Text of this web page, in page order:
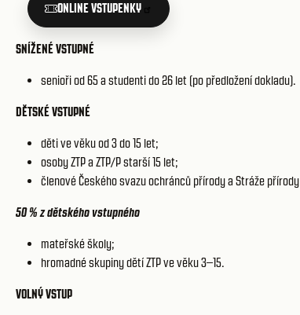
ONLINE VSTUPENKY
SNÍŽENÉ VSTUPNÉ
senioři od 65 a studenti do 26 let (po předložení dokladu).
DĚTSKÉ VSTUPNÉ
děti ve věku od 3 do 15 let;
osoby ZTP a ZTP/P starší 15 let;
členové Českého svazu ochránců přírody a Stráže
50 % z dětského vstupného
mateřské školy;
hromadné skupiny dětí ZTP ve věku 3–15.
VOLNÝ VSTUP